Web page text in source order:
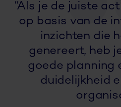
“Als je de juiste
op basis van de
inzichten die
genereert, heb
goede planning
duidelijkheid